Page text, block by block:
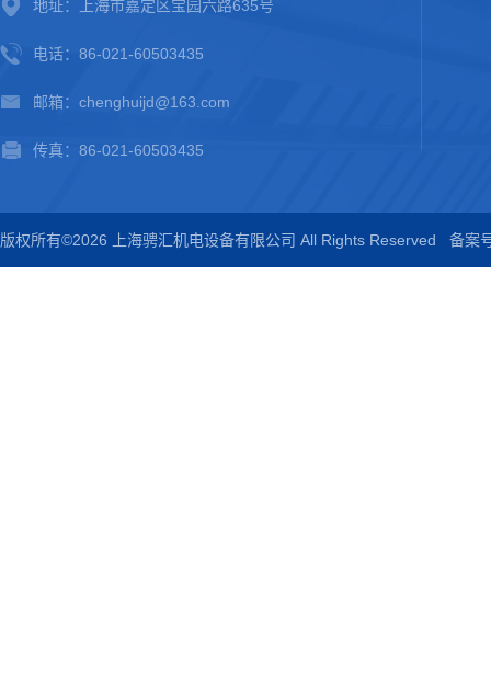
地址：上海市嘉定区宝园六路635号
电话：86-021-60503435
邮箱：chenghuijd@163.com
传真：86-021-60503435
版权所有©2026 上海骋汇机电设备有限公司 All Rights Reserved 备案